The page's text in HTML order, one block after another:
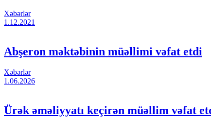
Xəbərlər
1.12.2021
Abşeron məktəbinin müəllimi vəfat etdi
Xəbərlər
1.06.2026
Ürək əməliyyatı keçirən müəllim vəfat